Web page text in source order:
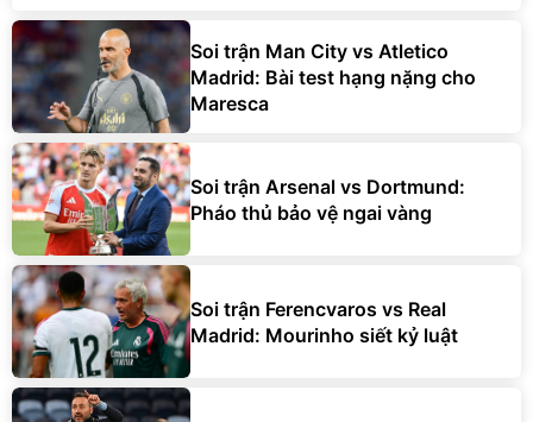
Soi trận Man City vs Atletico
Madrid: Bài test hạng nặng cho
Maresca
Soi trận Arsenal vs Dortmund:
Pháo thủ bảo vệ ngai vàng
Soi trận Ferencvaros vs Real
Madrid: Mourinho siết kỷ luật